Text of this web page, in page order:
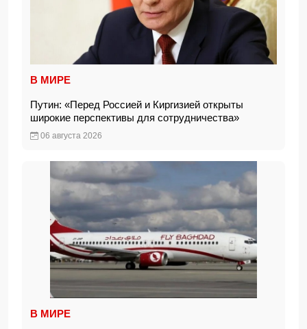
В МИРЕ
Путин: «Перед Россией и Киргизией открыты
широкие перспективы для сотрудничества»
06 августа 2026
В МИРЕ